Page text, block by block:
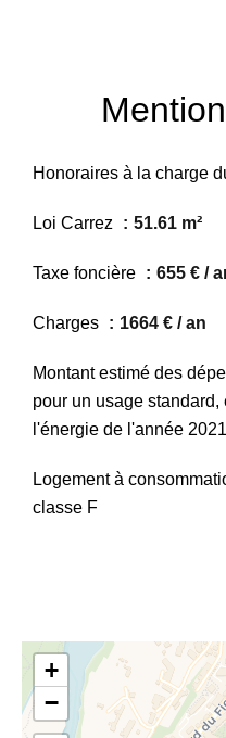
Honoraires à la charge
Loi Carrez 51.61 m²
Taxe foncière 655 € /
Charges 1664 € / an
Montant estimé des
pour un usage
l'énergie de l'année
Logement à
classe F
+
−